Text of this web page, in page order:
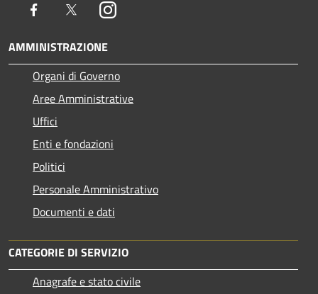
Facebook TwitterInstagram
AMMINISTRAZIONE
Organi di Governo
Aree Amministrative
Uffici
Enti e fondazioni
Politici
Personale Amministrativo
Documenti e dati
CATEGORIE DI SERVIZIO
Anagrafe e stato civile